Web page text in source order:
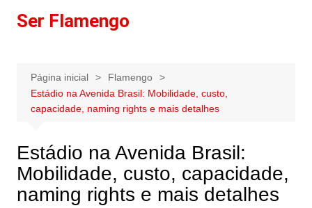
paraSer Flamengo
Página inicial
Flamengo
Estádio na Avenida Brasil: Mobilidade, custo,
capacidade, naming rights e mais detalhes
Estádio na Avenida Brasil:
Mobilidade, custo, capacidade,
naming rights e mais detalhes